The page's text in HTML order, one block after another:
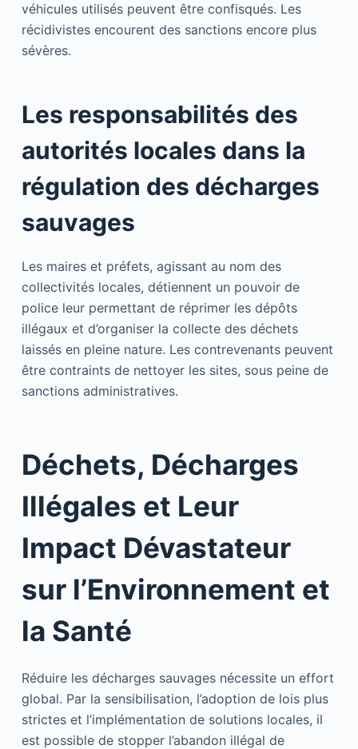
véhicules utilisés peuvent être confisqués. Les
récidivistes encourent des sanctions encore plus
sévères.
Les responsabilités des
autorités locales dans la
régulation des décharges
sauvages
Les maires et préfets, agissant au nom des
collectivités locales, détiennent un pouvoir de
police leur permettant de réprimer les dépôts
illégaux et d’organiser la collecte des déchets
laissés en pleine nature. Les contrevenants peuvent
être contraints de nettoyer les sites, sous peine de
sanctions administratives.
Déchets, Décharges
Illégales et Leur
Impact Dévastateur
sur l’Environnement et
la Santé
Réduire les décharges sauvages nécessite un effort
global. Par la sensibilisation, l’adoption de lois plus
strictes et l’implémentation de solutions locales, il
est possible de stopper l’abandon illégal de